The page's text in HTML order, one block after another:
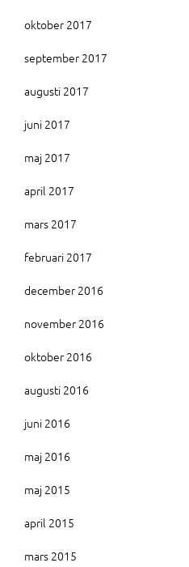
oktober 2017
september 2017
augusti 2017
juni 2017
maj 2017
april 2017
mars 2017
februari 2017
december 2016
november 2016
oktober 2016
augusti 2016
juni 2016
maj 2016
maj 2015
april 2015
mars 2015